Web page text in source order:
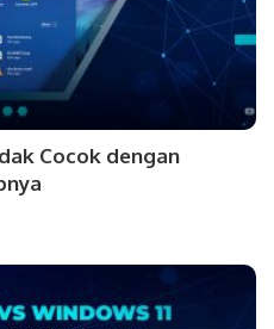
Cocok dengan